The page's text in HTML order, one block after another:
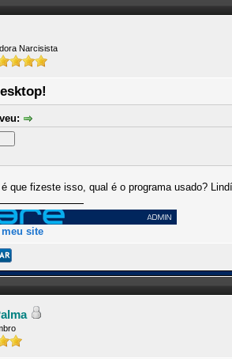
Narcisista
que fizeste isso, qual é o programa usado?
meu site